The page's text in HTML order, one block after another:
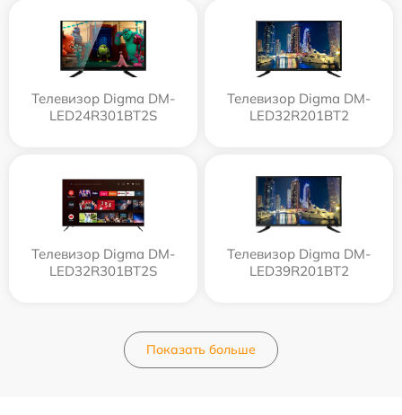
Телевизор Digma DM-
LED24R301BT2S
Телевизор Digma DM-
LED32R201BT2
Телевизор Digma DM-
LED32R301BT2S
Телевизор Digma DM-
LED39R201BT2
Показать больше